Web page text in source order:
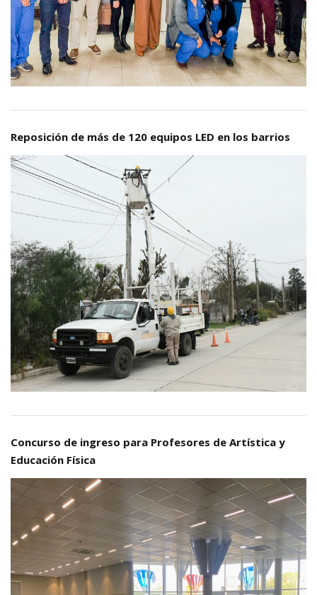
Reposición de más de 120 equipos LED en los barrios
Concurso de ingreso para Profesores de Artística y
Educación Física